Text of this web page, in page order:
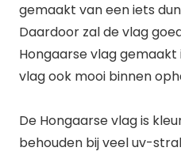
gemaakt van een iets
Daardoor zal de vlag
Hongaarse vlag
vlag ook mooi binnen
De Hongaarse vlag is
behouden bij veel uv-